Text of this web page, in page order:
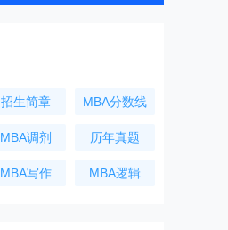
招生简章 MBA分数线
MBA调剂 历年真题
MBA写作 MBA逻辑